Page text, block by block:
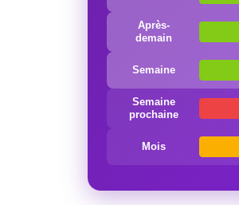
Après-
demain
Semaine
Semaine
prochaine
Mois